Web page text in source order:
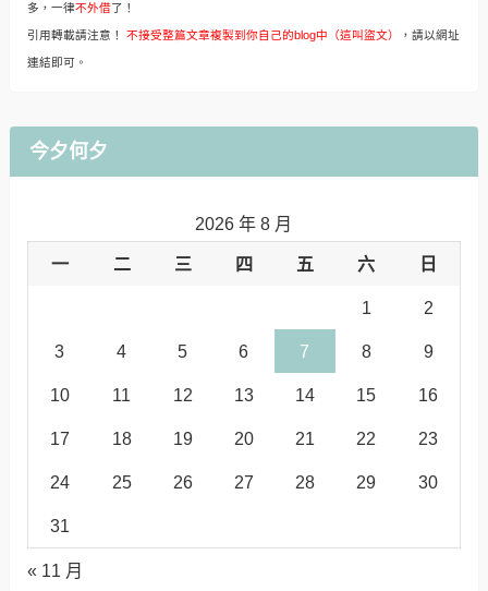
多，一律不外借了！
引用轉載請注意！ 不接受整篇文章複製到你自己的blog中（這叫盜文） ，請以網址
連結即可。
今夕何夕
2026 年 8 月
一 二 三 四 五 六 日
1 2
3 4 5 6 7 8 9
10 11 12 13 14 15 16
17 18 19 20 21 22 23
24 25 26 27 28 29 30
31
« 11 月